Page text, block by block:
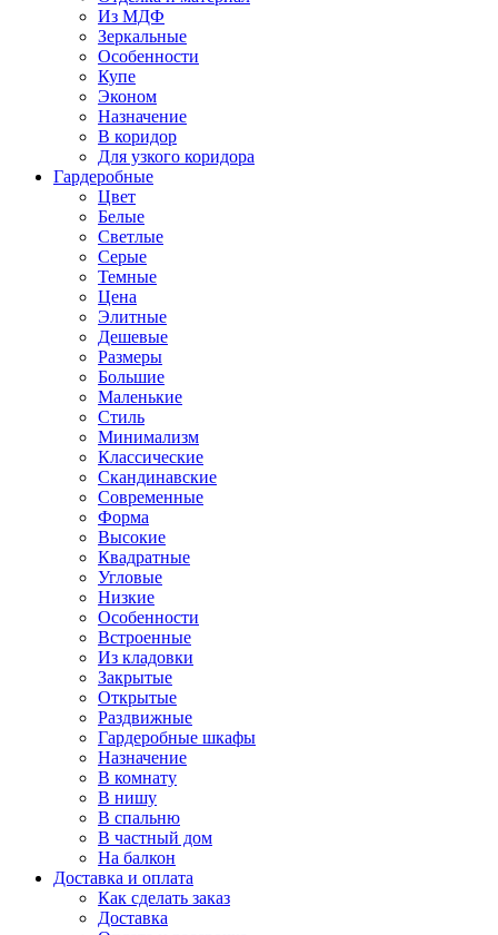
Из МДФ
Зеркальные
Особенности
Купе
Эконом
Назначение
В коридор
Для узкого коридора
Гардеробные
Цвет
Белые
Светлые
Серые
Темные
Цена
Элитные
Дешевые
Размеры
Большие
Маленькие
Стиль
Минимализм
Классические
Скандинавские
Современные
Форма
Высокие
Квадратные
Угловые
Низкие
Особенности
Встроенные
Из кладовки
Закрытые
Открытые
Раздвижные
Гардеробные шкафы
Назначение
В комнату
В нишу
В спальню
В частный дом
На балкон
Доставка и оплата
Как сделать заказ
Доставка